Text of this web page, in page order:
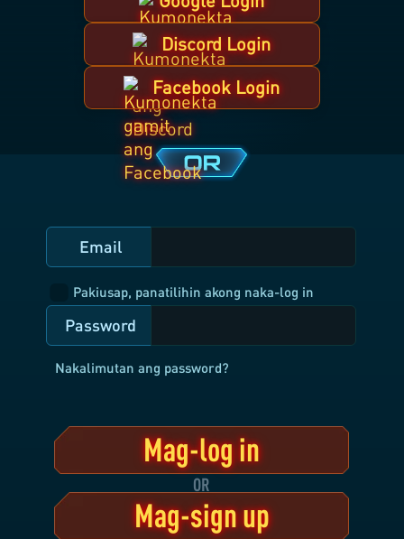
Discord Login
Facebook Login
Email
Pakiusap, panatilihin akong naka-log in
Password
Nakalimutan ang password?
Mag-log in
OR
Mag-sign up